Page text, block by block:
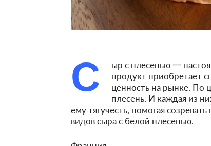
С
ыр с плесенью 一
продукт приобретает
ценность на рынке. По
плесень. И каждая из
ему тягучесть, помогая
видов сыра с белой плесенью.